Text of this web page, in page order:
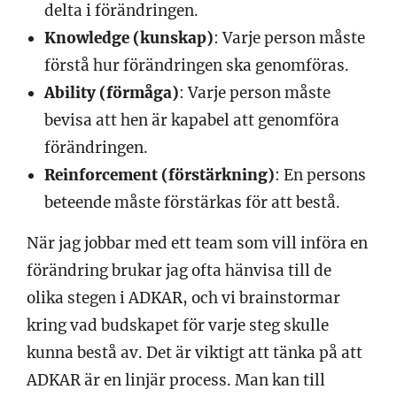
delta i förändringen.
Knowledge (kunskap): Varje person måste
förstå hur förändringen ska genomföras.
Ability (förmåga): Varje person måste
bevisa att hen är kapabel att genomföra
förändringen.
Reinforcement (förstärkning): En persons
beteende måste förstärkas för att bestå.
När jag jobbar med ett team som vill införa en
förändring brukar jag ofta hänvisa till de
olika stegen i ADKAR, och vi brainstormar
kring vad budskapet för varje steg skulle
kunna bestå av. Det är viktigt att tänka på att
ADKAR är en linjär process. Man kan till